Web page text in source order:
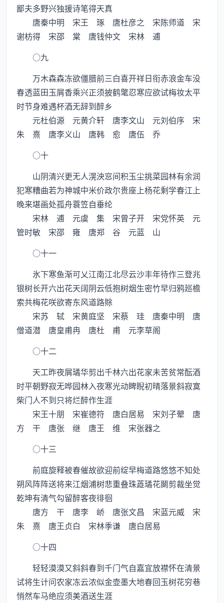
鄙夫多野兴独援诗笔得天真
唐秦中明 宋王 琢 唐杜彦之 宋陈师道 宋
谢枋得 宋邵 棠 唐钱仲文 宋林 逋
○九
万木森森冻欲僵腊前三白喜开祥日衔赤浪金车没
春透蓝田玉屑香乘兴正须披鹤氅忍寒应欲试梅妆太平
时节身难遇杯酒无辞到醉乡
元杜伯源 元黄介轩 唐李文山 元刘伯序 宋
朱 熹 唐李义山 唐韩 愈 唐伍 乔
○十
山阴清兴更无人滉泱窓间积玉尘挑菜园林有余润
犯寒糟曲若为神城中米价政尔贵座上杨花剩学春江上
晚来堪画处孤舟蓑笠自垂纶
宋林 逋 元虞 集 宋曾子开 宋党怀英 元
管时敏 宋邵 雍 唐郑 谷 元蓝 山
○十一
氷下寒鱼渐可乂江南江北尽云沙丰年待作三登兆
银树长开六出花天阔阴云低抱树烟生密竹早归鸦廵檐
索共梅花咲欲寄东风道路賖
宋苏 轼 宋黄庭坚 宋蔡 珪 唐秦中明 唐
僧道潜 唐皇甫冉 唐杜 甫 元李草阁
○十二
天工昨夜屑璚华剪出千林六出花家未苦贫常酝酒
时平朝野寂无哗园林入夜寒光动睥睨初晴落景斜寂寞
柴门人不到只将烂醉作生涯
宋王十朋 宋崔德符 唐白居易 宋刘子翚 唐
方 干 唐张 继 唐王 维 宋张器之
○十三
前庭旋释被春催故欲迎前绽早梅道路悠悠不知处
朔风阵阵送将来江烟浦树悲重叠珠蕋璚花鬬剪裁坐觉
乾坤有清气勾留醉客夜徘徊
唐方 干 唐李 峤 唐张文昌 宋蓝元威 宋
朱 熹 唐王贞白 宋林季谦 唐白居易
○十四
轻轻漠漠又斜斜春到千门气自嘉宜放襟怀在清景
试将生计问农家冻云浓似金壶墨大地春回玉树花穷巷
悄然车马绝应须美酒送生涯